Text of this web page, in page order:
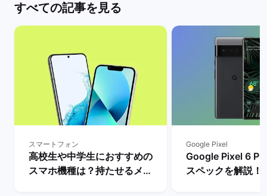
すべての記事を見る
スマートフォン
高校生や中学生におすすめの
スマホ機種は？持たせるメリ
Google Pixel
Google Pixel 6
スペックを解説！